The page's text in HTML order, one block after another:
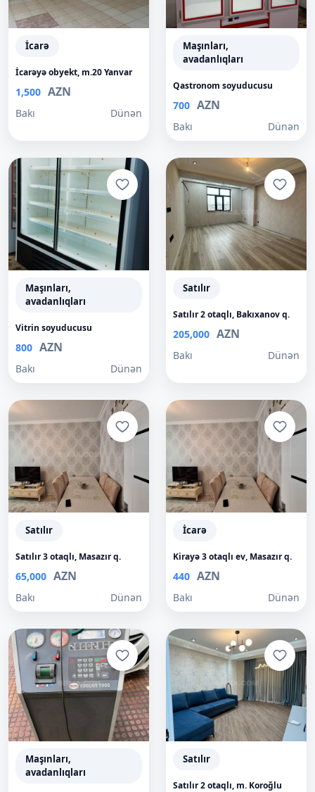
İcarə
İcarəyə obyekt, m.20 Yanvar
1,500 AZN
Bakı Dünən
Maşınları,
avadanlıqları
Qastronom soyuducusu
700 AZN
Bakı Dünən
Maşınları,
avadanlıqları
Vitrin soyuducusu
800 AZN
Bakı Dünən
Satılır
Satılır 2 otaqlı, Bakıxanov q.
205,000 AZN
Bakı Dünən
Satılır
Satılır 3 otaqlı, Masazır q.
65,000 AZN
Bakı Dünən
İcarə
Kirayə 3 otaqlı ev, Masazır q.
440 AZN
Bakı Dünən
Maşınları,
avadanlıqları
Satılır
Satılır 2 otaqlı, m. Koroğlu